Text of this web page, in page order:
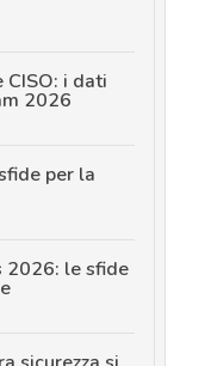
CISO: i dati
2026
per la
2026: le sfide